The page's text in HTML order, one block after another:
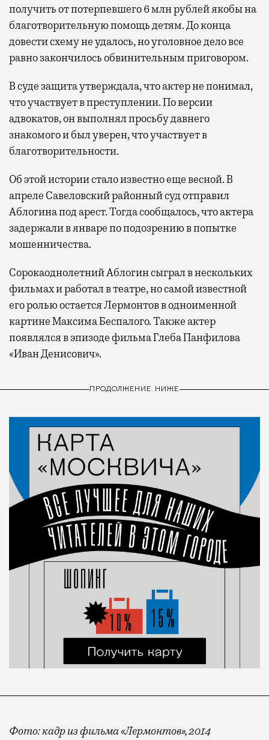
получить от потерпевшего 6 млн рублей якобы на
благотворительную помощь детям. До конца
довести схему не удалось, но уголовное дело все
равно закончилось обвинительным приговором.
В суде защита утверждала, что актер не понимал,
что участвует в преступлении. По версии
адвокатов, он выполнял просьбу давнего
знакомого и был уверен, что участвует в
благотворительности.
Об этой истории стало известно еще весной. В
апреле Савеловский районный суд отправил
Аблогина под арест. Тогда сообщалось, что актера
задержали в январе по подозрению в попытке
мошенничества.
Сорокаоднолетний Аблогин сыграл в нескольких
фильмах и работал в театре, но самой известной
его ролью остается Лермонтов в одноименной
картине Максима Беспалого. Также актер
появлялся в эпизоде фильма Глеба Панфилова
«Иван Денисович».
ПРОДОЛЖЕНИЕ НИЖЕ
Фото: кадр из фильма «Лермонтов», 2014